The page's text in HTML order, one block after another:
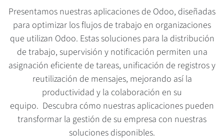
Presentamos nuestras aplicaciones de Odoo, diseñadas
para optimizar los flujos de trabajo en organizaciones
que utilizan Odoo. Estas soluciones para la distribución
de trabajo, supervisión y notificación permiten una
asignación eficiente de tareas, unificación de registros y
reutilización de mensajes, mejorando así la
productividad y la colaboración en su
equipo. Descubra cómo nuestras aplicaciones pueden
transformar la gestión de su empresa con nuestras
soluciones disponibles.